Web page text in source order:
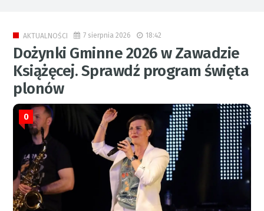
AKTUALNOŚCI 7 sierpnia 2026 18:42
Dożynki Gminne 2026 w Zawadzie
Książęcej. Sprawdź program święta
plonów
0